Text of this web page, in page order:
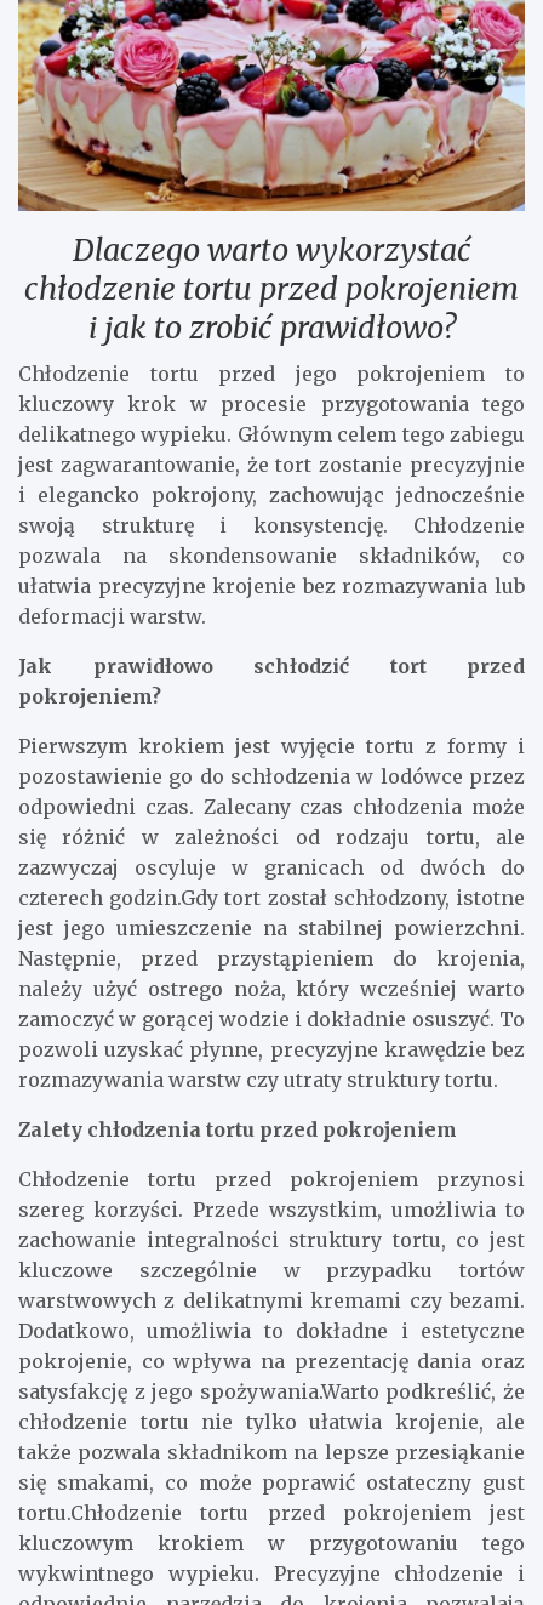
Dlaczego warto wykorzystać
chłodzenie tortu przed pokrojeniem
i jak to zrobić prawidłowo?
Chłodzenie tortu przed jego pokrojeniem to
kluczowy krok w procesie przygotowania tego
delikatnego wypieku. Głównym celem tego zabiegu
jest zagwarantowanie, że tort zostanie precyzyjnie
i elegancko pokrojony, zachowując jednocześnie
swoją strukturę i konsystencję. Chłodzenie
pozwala na skondensowanie składników, co
ułatwia precyzyjne krojenie bez rozmazywania lub
deformacji warstw.
Jak prawidłowo schłodzić tort przed
pokrojeniem?
Pierwszym krokiem jest wyjęcie tortu z formy i
pozostawienie go do schłodzenia w lodówce przez
odpowiedni czas. Zalecany czas chłodzenia może
się różnić w zależności od rodzaju tortu, ale
zazwyczaj oscyluje w granicach od dwóch do
czterech godzin.Gdy tort został schłodzony, istotne
jest jego umieszczenie na stabilnej powierzchni.
Następnie, przed przystąpieniem do krojenia,
należy użyć ostrego noża, który wcześniej warto
zamoczyć w gorącej wodzie i dokładnie osuszyć. To
pozwoli uzyskać płynne, precyzyjne krawędzie bez
rozmazywania warstw czy utraty struktury tortu.
Zalety chłodzenia tortu przed pokrojeniem
Chłodzenie tortu przed pokrojeniem przynosi
szereg korzyści. Przede wszystkim, umożliwia to
zachowanie integralności struktury tortu, co jest
kluczowe szczególnie w przypadku tortów
warstwowych z delikatnymi kremami czy bezami.
Dodatkowo, umożliwia to dokładne i estetyczne
pokrojenie, co wpływa na prezentację dania oraz
satysfakcję z jego spożywania.Warto podkreślić, że
chłodzenie tortu nie tylko ułatwia krojenie, ale
także pozwala składnikom na lepsze przesiąkanie
się smakami, co może poprawić ostateczny gust
tortu.Chłodzenie tortu przed pokrojeniem jest
kluczowym krokiem w przygotowaniu tego
wykwintnego wypieku. Precyzyjne chłodzenie i